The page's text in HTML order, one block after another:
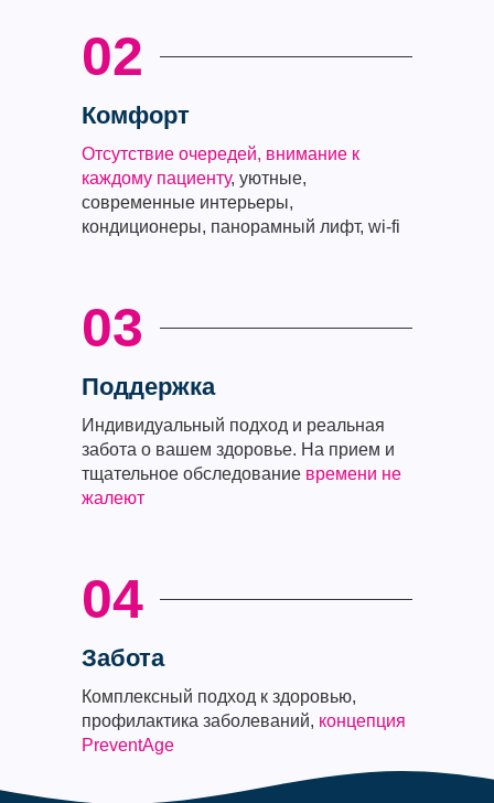
02
Комфорт
Отсутствие очередей, внимание к
каждому пациенту, уютные,
современные интерьеры,
кондиционеры, панорамный лифт, wi-fi
03
Поддержка
Индивидуальный подход и реальная
забота о вашем здоровье. На прием и
тщательное обследование времени не
жалеют
04
Забота
Комплексный подход к здоровью,
профилактика заболеваний, концепция
PreventAge